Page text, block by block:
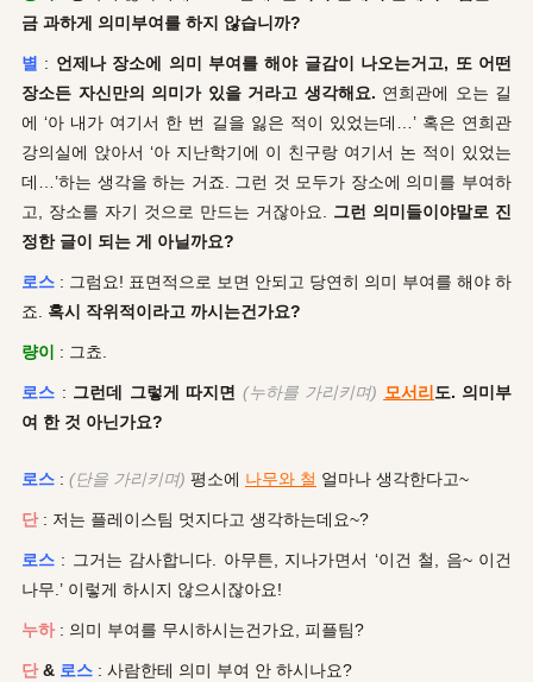
금 과하게 의미부여를 하지 않습니까?
별 : 언제나 장소에 의미 부여를 해야 글감이 나오는거고, 또 어떤
장소든 자신만의 의미가 있을 거라고 생각해요. 연희관에 오는 길
에 ‘아 내가 여기서 한 번 길을 잃은 적이 있었는데…’ 혹은 연희관
강의실에 앉아서 ‘아 지난학기에 이 친구랑 여기서 논 적이 있었는
데…’하는 생각을 하는 거죠. 그런 것 모두가 장소에 의미를 부여하
고, 장소를 자기 것으로 만드는 거잖아요. 그런 의미들이야말로 진
정한 글이 되는 게 아닐까요?
로스 : 그럼요! 표면적으로 보면 안되고 당연히 의미 부여를 해야 하
죠. 혹시 작위적이라고 까시는건가요?
량이 : 그쵸.
로스 : 그런데 그렇게 따지면 (누하를 가리키며) 모서리 도. 의미부
여 한 것 아닌가요?
로스 : (단을 가리키며) 평소에 나무와 철 얼마나 생각한다고~
단: 저는 플레이스팀 멋지다고 생각하는데요~?
로스 : 그거는 감사합니다. 아무튼, 지나가면서 ‘이건 철, 음~ 이건
나무.’ 이렇게 하시지 않으시잖아요!
누하 : 의미 부여를 무시하시는건가요, 피플팀?
단& 로스 : 사람한테 의미 부여 안 하시나요?